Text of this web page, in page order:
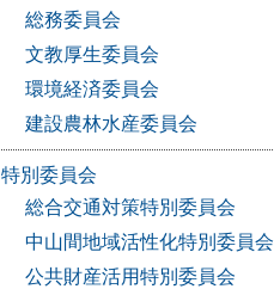
総務委員会
文教厚生委員会
環境経済委員会
建設農林水産委員会
特別委員会
総合交通対策特別委員会
中山間地域活性化特別委員会
公共財産活用特別委員会